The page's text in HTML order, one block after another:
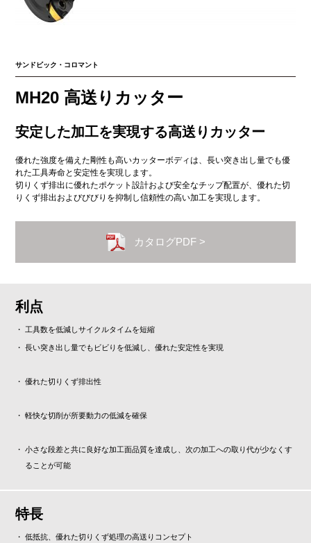
サンドビック・コロマント
MH20 高送りカッター
安定した加工を実現する高送りカッター
優れた強度を備えた剛性も高いカッターボディは、長い突き出し量でも優
れた工具寿命と安定性を実現します。
切りくず排出に優れたポケット設計および安全なチップ配置が、優れた切
りくず排出およびびびりを抑制し信頼性の高い加工を実現します。
カタログPDF >
利点
工具数を低減しサイクルタイムを短縮
長い突き出し量でもビビりを低減し、優れた安定性を実現
優れた切りくず排出性
軽快な切削が所要動力の低減を確保
小さな段差と共に良好な加工面品質を達成し、次の加工への取り代が少なくす
ることが可能
特長
低抵抗、優れた切りくず処理の高送りコンセプト